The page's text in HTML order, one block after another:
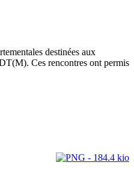
destinées aux
Ces rencontres ont permis